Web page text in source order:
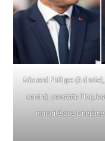
Edouard Philippe (à
centre), constate
majorité que lui-